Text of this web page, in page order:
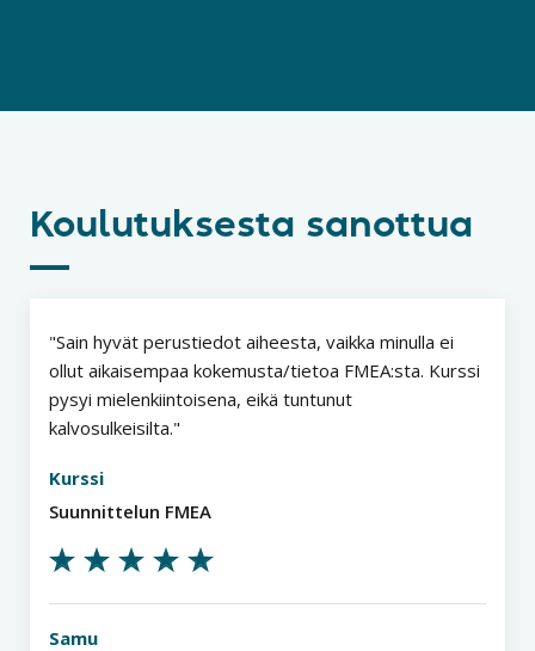
Koulutuksesta sanottua
Sain hyvät perustiedot aiheesta, vaikka minulla ei
ollut aikaisempaa kokemusta/tietoa FMEA:sta. Kurssi
pysyi mielenkiintoisena, eikä tuntunut
kalvosulkeisilta.
Kurssi
Suunnittelun FMEA
Samu